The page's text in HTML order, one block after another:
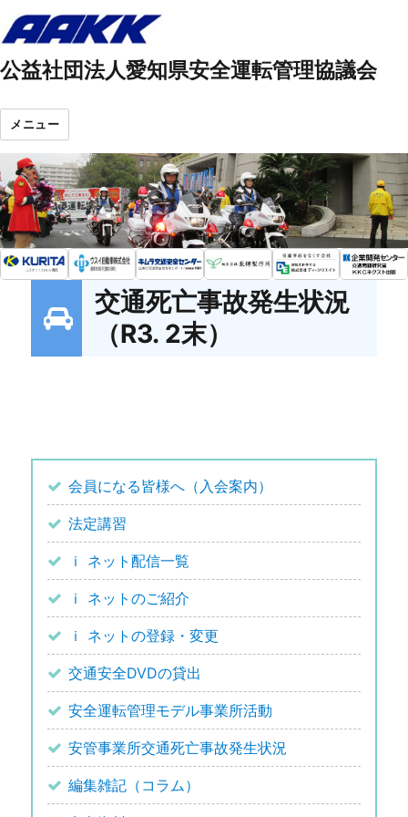
公益社団法人愛知県安全運転管理協議会
メニュー
交通死亡事故発生状況
（R3. 2末）
会員になる皆様へ（入会案内）
法定講習
ｉ ネット配信一覧
ｉ ネットのご紹介
ｉ ネットの登録・変更
交通安全DVDの貸出
安全運転管理モデル事業所活動
安管事業所交通死亡事故発生状況
編集雑記（コラム）